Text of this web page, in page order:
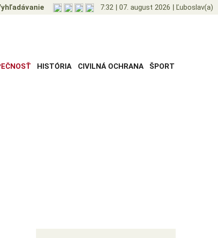
7:32 | 07. august 2026 | Ľuboslav(a)
HISTÓRIA CIVILNÁ OCHRANA ŠPORT